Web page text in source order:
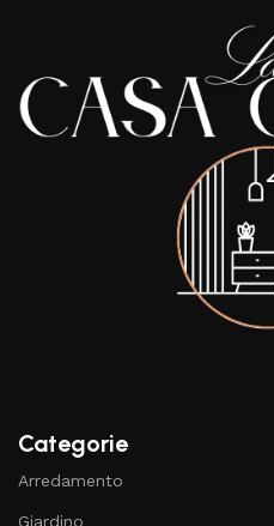
Categorie
Arredamento
Giardino